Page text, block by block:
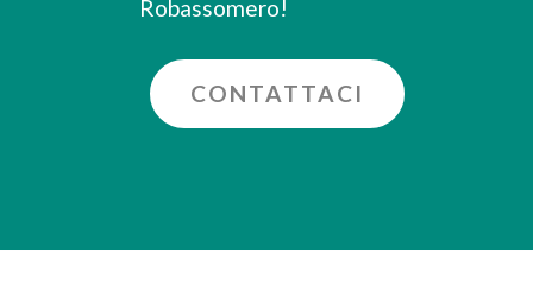
Robassomero!
CONTATTACI